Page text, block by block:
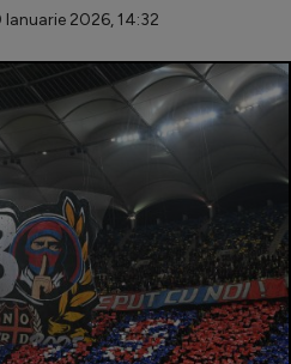
2026, 14:32